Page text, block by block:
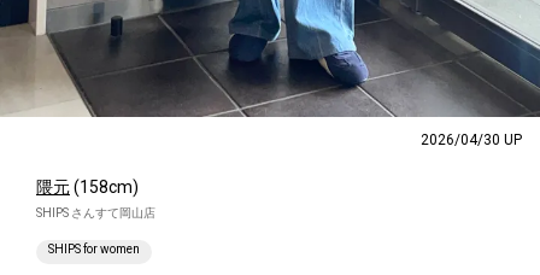
2026/04/30 UP
隈元(158cm)
SHIPS さんすて岡山店
SHIPS for women